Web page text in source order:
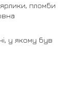
пломби
у якому був